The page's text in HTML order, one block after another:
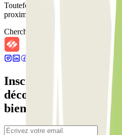
Toutefois, vous pouvez réserver une
proximité que nous vous proposons.
Chercher des parkings à proximité
Inscrivez-vous à notre
découvrez des
bien d'autres surprises.